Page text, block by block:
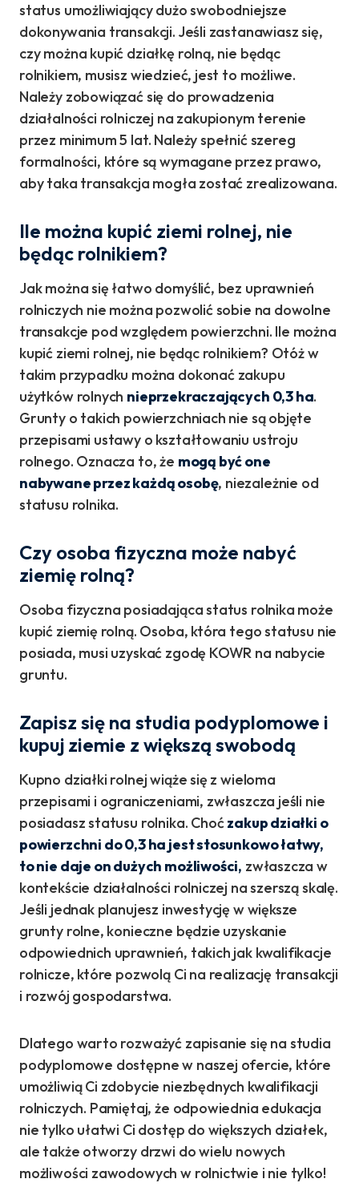
status umożliwiający dużo swobodniejsze
dokonywania transakcji. Jeśli zastanawiasz się,
czy można kupić działkę rolną, nie będąc
rolnikiem, musisz wiedzieć, jest to możliwe.
Należy zobowiązać się do prowadzenia
działalności rolniczej na zakupionym terenie
przez minimum 5 lat. Należy spełnić szereg
formalności, które są wymagane przez prawo,
aby taka transakcja mogła zostać zrealizowana.
Ile można kupić ziemi rolnej, nie
będąc rolnikiem?
Jak można się łatwo domyślić, bez uprawnień
rolniczych nie można pozwolić sobie na dowolne
transakcje pod względem powierzchni. Ile można
kupić ziemi rolnej, nie będąc rolnikiem? Otóż w
takim przypadku można dokonać zakupu
użytków rolnych nieprzekraczających 0,3 ha.
Grunty o takich powierzchniach nie są objęte
przepisami ustawy o kształtowaniu ustroju
rolnego. Oznacza to, że mogą być one
nabywane przez każdą osobę, niezależnie od
statusu rolnika.
Czy osoba fizyczna może nabyć
ziemię rolną?
Osoba fizyczna posiadająca status rolnika może
kupić ziemię rolną. Osoba, która tego statusu nie
posiada, musi uzyskać zgodę KOWR na nabycie
gruntu.
Zapisz się na studia podyplomowe i
kupuj ziemie z większą swobodą
Kupno działki rolnej wiąże się z wieloma
przepisami i ograniczeniami, zwłaszcza jeśli nie
posiadasz statusu rolnika. Choćzakup działki o
powierzchni do 0,3 ha jest stosunkowo łatwy,
to nie daje on dużych możliwości, zwłaszcza w
kontekście działalności rolniczej na szerszą skalę.
Jeśli jednak planujesz inwestycję w większe
grunty rolne, konieczne będzie uzyskanie
odpowiednich uprawnień, takich jak kwalifikacje
rolnicze, które pozwolą Ci na realizację transakcji
i rozwój gospodarstwa.
Dlatego warto rozważyć zapisanie się na studia
podyplomowe dostępne w naszej ofercie, które
umożliwią Ci zdobycie niezbędnych kwalifikacji
rolniczych. Pamiętaj, że odpowiednia edukacja
nie tylko ułatwi Ci dostęp do większych działek,
ale także otworzy drzwi do wielu nowych
możliwości zawodowych w rolnictwie i nie tylko!